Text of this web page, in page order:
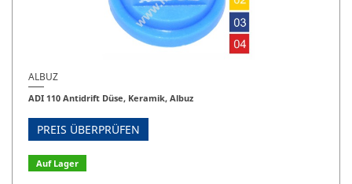
ALBUZ
ADI 110 Antidrift Düse, Keramik, Albuz
PREIS ÜBERPRÜFEN
Auf Lager